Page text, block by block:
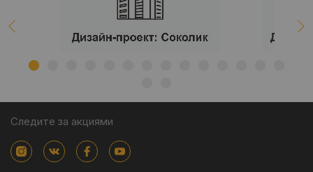
Следите за акциями